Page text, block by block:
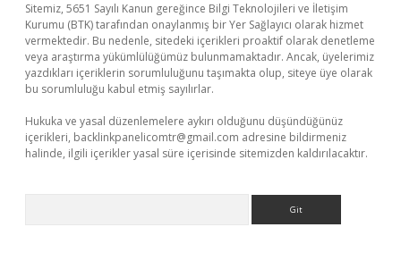
Sitemiz, 5651 Sayılı Kanun gereğince Bilgi Teknolojileri ve İletişim
Kurumu (BTK) tarafından onaylanmış bir Yer Sağlayıcı olarak hizmet
vermektedir. Bu nedenle, sitedeki içerikleri proaktif olarak denetleme
veya araştırma yükümlülüğümüz bulunmamaktadır. Ancak, üyelerimiz
yazdıkları içeriklerin sorumluluğunu taşımakta olup, siteye üye olarak
bu sorumluluğu kabul etmiş sayılırlar.
Hukuka ve yasal düzenlemelere aykırı olduğunu düşündüğünüz
içerikleri, backlinkpanelicomtr@gmail.com adresine bildirmeniz
halinde, ilgili içerikler yasal süre içerisinde sitemizden kaldırılacaktır.